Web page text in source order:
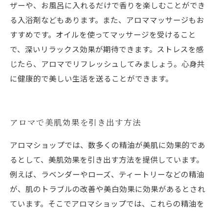
ザーや、お風呂に入れるだけで香りを楽しむことができ
る入浴剤などもあります。また、アロママッサージもお
すすめです。オイルを使ってマッサージを受けること
で、深いリラックス効果が期待できます。ストレスを感
じたら、アロマでリフレッシュしてみましょう。心身共
に健康的で美しい生活を送ることができます。
アロマで美肌効果を引き出す方法
アロマショップでは、数多くの精油が美肌に効果的であ
るとして、美肌効果を引き出す方法を提供しています。
例えば、ラベンダーやローズ、ティートリーなどの精油
が、肌のトラブルの改善や美白効果に効果があるとされ
ています。そこでアロマショップでは、これらの精油を